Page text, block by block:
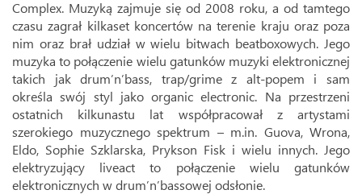
Complex. Muzyką zajmuje się od 2008 roku, a od tamtego
czasu zagrał kilkaset koncertów na terenie kraju oraz poza
nim oraz brał udział w wielu bitwach beatboxowych. Jego
muzyka to połączenie wielu gatunków muzyki elektronicznej
takich jak drum’n’bass, trap/grime z alt-popem i sam
określa swój styl jako organic electronic. Na przestrzeni
ostatnich kilkunastu lat współpracował z artystami
szerokiego muzycznego spektrum – m.in. Guova, Wrona,
Eldo, Sophie Szklarska, Prykson Fisk i wielu innych. Jego
elektryzujący liveact to połączenie wielu gatunków
elektronicznych w drum’n’bassowej odsłonie.